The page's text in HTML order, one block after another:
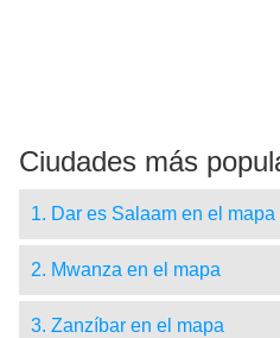
Ciudades más
1. Dar es Salaam en el mapa
2. Mwanza en el mapa
3. Zanzíbar en el mapa